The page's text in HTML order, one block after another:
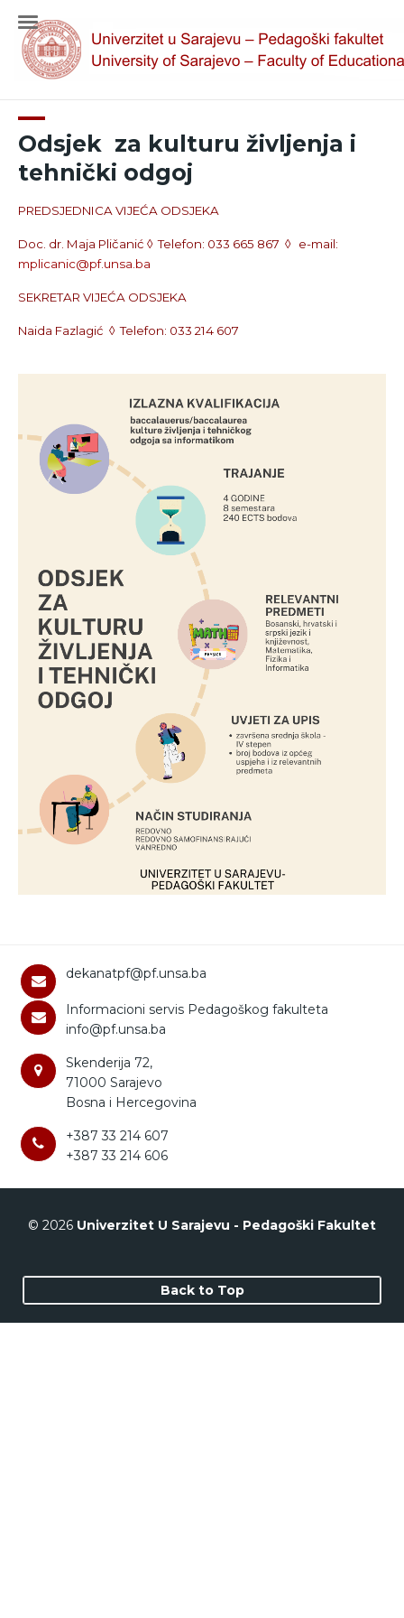
Odsjek za kulturu življenja i
tehnički odgoj
PREDSJEDNICA VIJEĆA ODSJEKA
Doc. dr. Maja Pličanić ◊Telefon: 033 665 867 ◊ e-mail:
mplicanic@pf.unsa.ba
SEKRETAR VIJEĆA ODSJEKA
Naida Fazlagić ◊Telefon: 033 214 607
dekanatpf@pf.unsa.ba
Informacioni servis Pedagoškog fakulteta
info@pf.unsa.ba
Skenderija 72,
71000 Sarajevo
Bosna i Hercegovina
+387 33 214 607
+387 33 214 606
© 2026 Univerzitet U Sarajevu - Pedagoški Fakultet
Back to Top